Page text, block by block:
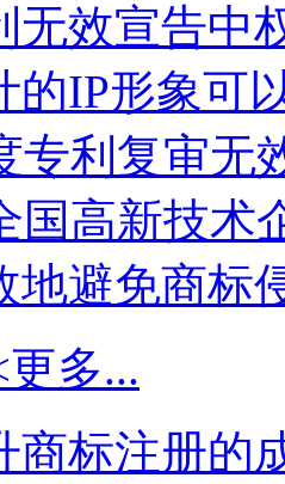
无效宣告中
的IP形象可
专利复审无
国高新技术
地避免商标
更多...
商标注册的